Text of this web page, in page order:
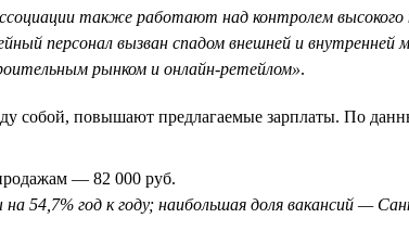
также работают над контролем высокого
персонал вызван спадом внешней и
рынком и онлайн-ретейлом».
собой, повышают предлагаемые зарплаты. По
— 82 000 руб.
54,7% год к году; наибольшая доля вакансий —